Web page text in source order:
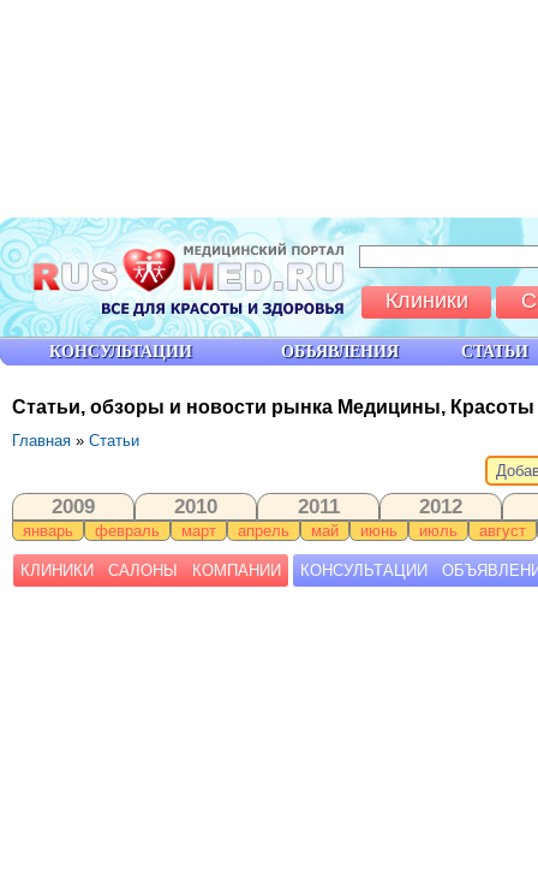
Статьи, обзоры и новости рынка Медицины,
Главная » Статьи
2009 2010 2011 2012
январь февраль март апрель май июнь июль август
КЛИНИКИ САЛОНЫ КОМПАНИИ КОНСУЛЬТАЦИИ
КОНСУЛЬТАЦИИ ОБЪЯВЛЕНИЯ СТАТЬИ
Клиники